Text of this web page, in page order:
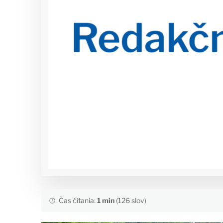
Čas čítania:1 min(126 slov)